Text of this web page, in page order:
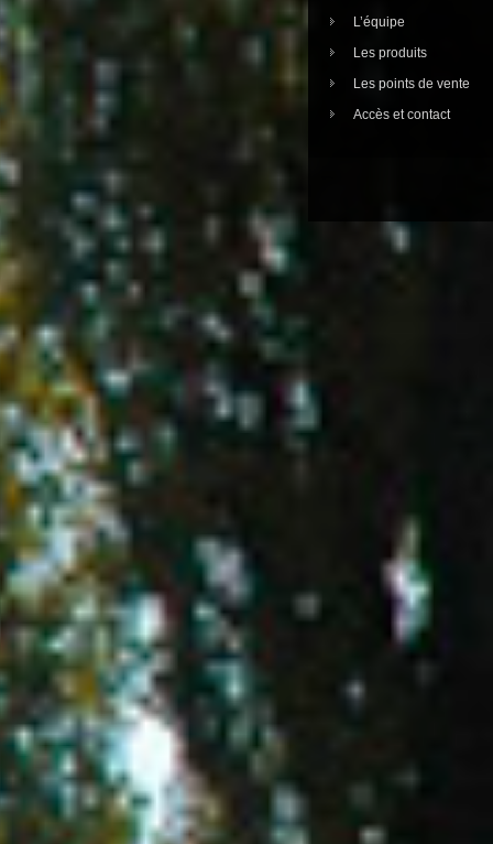
L’équipe
Les produits
Les points de vente
Accès et contact